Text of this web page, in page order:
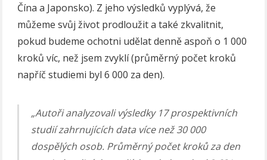
Čína a Japonsko). Z jeho výsledků vyplývá, že
můžeme svůj život prodloužit a také zkvalitnit,
pokud budeme ochotni udělat denně aspoň o 1 000
kroků víc, než jsem zvyklí (průměrný počet kroků
napříč studiemi byl 6 000 za den).
„Autoři analyzovali výsledky 17 prospektivních
studií zahrnujících data více než 30 000
dospělých osob. Průměrný počet kroků za den